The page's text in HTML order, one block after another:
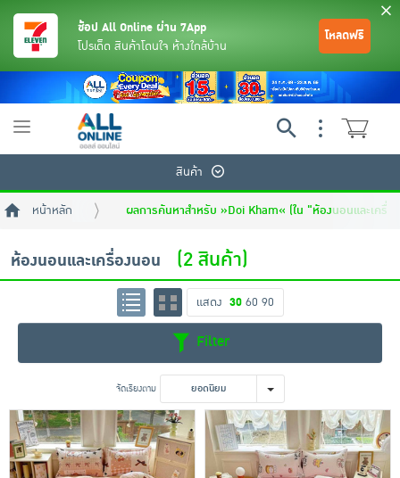
เครื่องปรุงรสและของแห้ง
ขนมขบเคี้ยว และช็อคโกแลต
ช้อป All Online ผ่าน 7App
โปรเด็ด สินค้าโดนใจ ห้างใกล้บ้าน
โหลดฟรี
Toggle
สินค้า
หน้าหลัก ผลการค้นหาสำหรับ »Doi Kham« (ใน "ห้องนอนและเครื่อ
ห้องนอนและเครื่องนอน (2 สินค้า)
แสดง 30 60 90
Filter
จัดเรียงตาม ยอดนิยม